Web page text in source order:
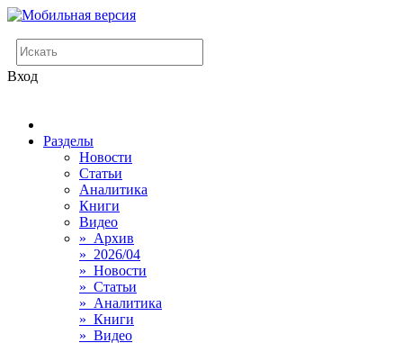
Вход
Разделы
Новости
Статьи
Аналитика
Книги
Видео
» Архив
» 2026/04
» Новости
» Статьи
» Аналитика
» Книги
» Видео